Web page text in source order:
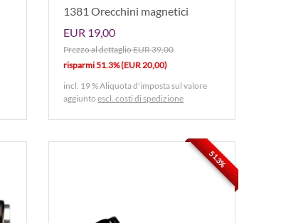
1381 Orecchini magnetici
EUR 19,00
Prezzo al dettaglio EUR 39,00
risparmi 51.3% (EUR 20,00)
incl. 19 % Aliquota d'imposta sul valore
aggiuntoescl. costi di spedizione
51.3%